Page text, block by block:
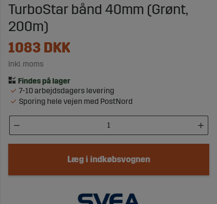
TurboStar bånd 40mm (Grønt,
200m)
1083 DKK
Inkl. moms
7-10 arbejdsdagers levering
Sporing hele vejen med PostNord
Læg i indkøbsvognen